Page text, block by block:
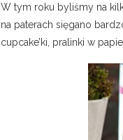
W tym roku byliśmy na
na paterach sięgano
cupcake’ki, pralinki w